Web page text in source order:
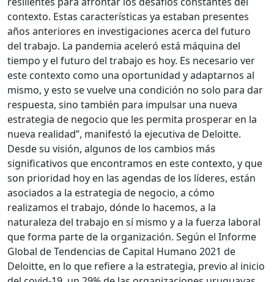
contexto. Estas características ya estaban presentes
años anteriores en investigaciones acerca del futuro
del trabajo. La pandemia aceleró está máquina del
tiempo y el futuro del trabajo es hoy. Es necesario ver
este contexto como una oportunidad y adaptarnos al
mismo, y esto se vuelve una condición no solo para dar
respuesta, sino también para impulsar una nueva
estrategia de negocio que les permita prosperar en la
nueva realidad”, manifestó la ejecutiva de Deloitte.
Desde su visión, algunos de los cambios más
significativos que encontramos en este contexto, y que
son prioridad hoy en las agendas de los líderes, están
asociados a la estrategia de negocio, a cómo
realizamos el trabajo, dónde lo hacemos, a la
naturaleza del trabajo en sí mismo y a la fuerza laboral
que forma parte de la organización. Según el Informe
Global de Tendencias de Capital Humano 2021 de
Deloitte, en lo que refiere a la estrategia, previo al inicio